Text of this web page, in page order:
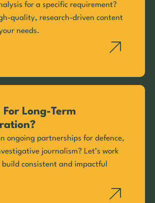
for a specific requirement?
quality, research-driven content
needs.
For Long-Term
ongoing partnerships for defence,
journalism? Let’s work
consistent and impactful